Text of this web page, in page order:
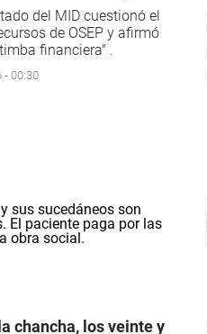
del MID cuestionó el
de OSEP y afirmó
financiera" .
- 00:30
chancha, los veinte y